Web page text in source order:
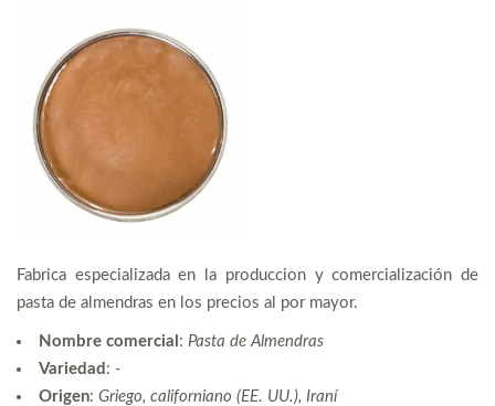
Fabrica especializada en la produccion y comercialización de
pasta de almendras en los precios al por mayor.
Nombre comercial : Pasta de Almendras
Variedad : -
Origen: Griego, californiano (EE. UU.), Iraní